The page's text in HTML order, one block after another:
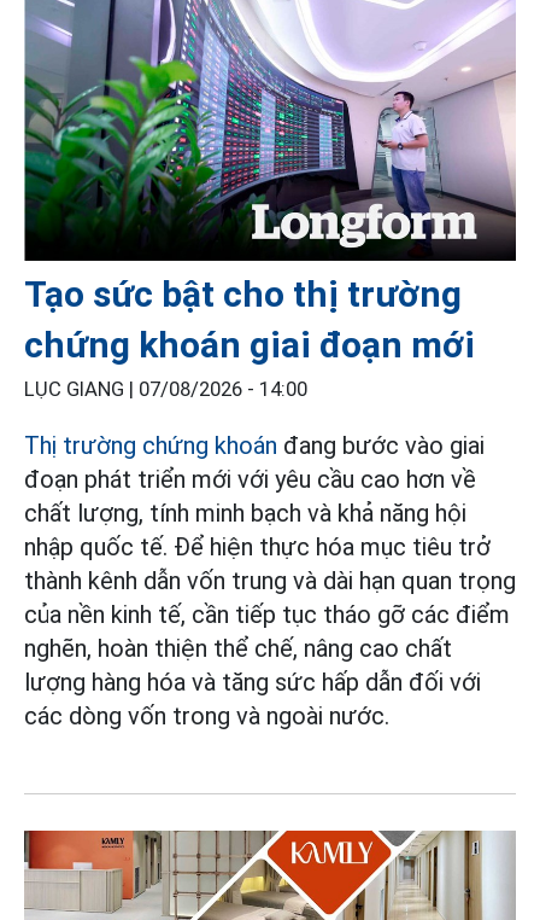
Tạo sức bật cho thị trường
chứng khoán giai đoạn mới
LỤC GIANG | 07/08/2026 - 14:00
Thị trường chứng khoán đang bước vào giai
đoạn phát triển mới với yêu cầu cao hơn về
chất lượng, tính minh bạch và khả năng hội
nhập quốc tế. Để hiện thực hóa mục tiêu trở
thành kênh dẫn vốn trung và dài hạn quan trọng
của nền kinh tế, cần tiếp tục tháo gỡ các điểm
nghẽn, hoàn thiện thể chế, nâng cao chất
lượng hàng hóa và tăng sức hấp dẫn đối với
các dòng vốn trong và ngoài nước.